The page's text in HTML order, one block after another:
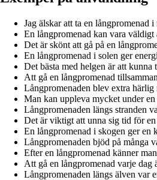
Jag älskar att ta en långpromenad i
En långpromenad kan vara väldigt
Det är skönt att gå på en
En långpromenad i solen ger
Det bästa med helgen är att kunna
Att gå en långpromenad
Långpromenaden blev extra härlig
Man kan uppleva mycket under
Långpromenaden längs stranden
Det är viktigt att unna sig tid för
En långpromenad i skogen ger en
Långpromenaden bjöd på många
Efter en långpromenad känner
Att gå en långpromenad varje dag
Långpromenaden längs älven var